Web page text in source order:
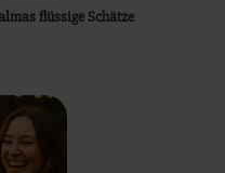
flüssige Schätze